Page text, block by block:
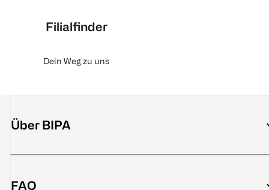
Filialfinder
Dein Weg zu uns
Über BIPA
FAQ